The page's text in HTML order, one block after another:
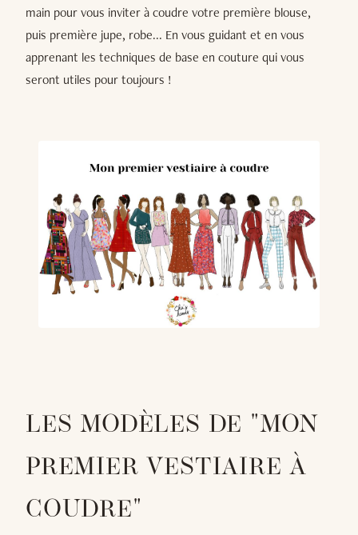
main pour vous inviter à coudre votre première blouse,
puis première jupe, robe... En vous guidant et en vous
apprenant les techniques de base en couture qui vous
seront utiles pour toujours !
LES MODÈLES DE "MON
PREMIER VESTIAIRE À
COUDRE"